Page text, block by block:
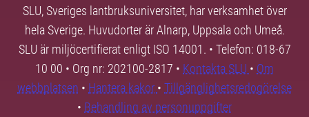
SLU, Sveriges lantbruksuniversitet, har verksamhet över
hela Sverige. Huvudorter är Alnarp, Uppsala och Umeå.
SLU är miljöcertifierat enligt ISO 14001. • Telefon: 018-67
10 00 • Org nr: 202100-2817 • Kontakta SLU • Om
webbplatsen • Hantera kakor • Tillgänglighetsredogörelse
• Behandling av personuppgifter